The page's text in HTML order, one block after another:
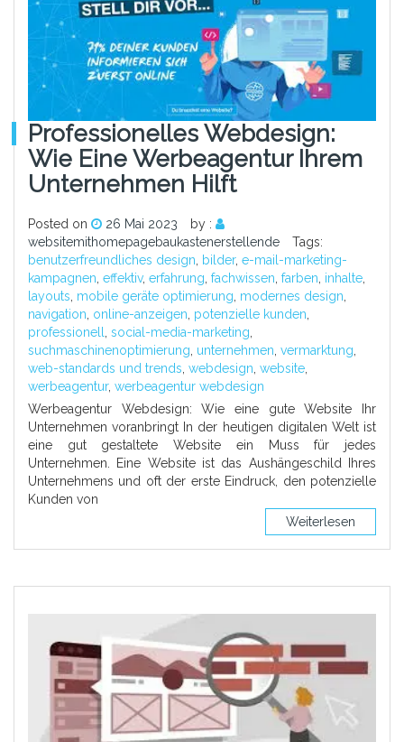
Professionelles Webdesign:
Wie Eine Werbeagentur Ihrem
Unternehmen Hilft
Posted on 26 Mai 2023
by :
websitemithomepagebaukastenerstellende
Tags:
benutzerfreundliches design
bilder, e-mail-marketing-
kampagnen effektiv, erfahrung fachwissen farben inhalte
layouts mobile geräte optimierung modernes design
navigation online-anzeigen potenzielle kunden
professionell
social-media-marketing
suchmaschinenoptimierung unternehmen vermarktung
web-standards und trends webdesign website
werbeagentur, werbeagentur webdesign
Werbeagentur Webdesign: Wie eine gute Website Ihr
Unternehmen voranbringt In der heutigen digitalen Welt ist
eine gut gestaltete Website ein Muss für jedes
Unternehmen. Eine Website ist das Aushängeschild Ihres
Unternehmens und oft der erste Eindruck, den potenzielle
Kunden von
Weiterlesen